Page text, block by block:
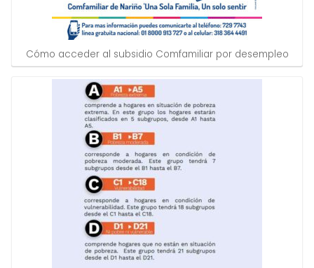
Cómo acceder al subsidio Comfamiliar por desempleo